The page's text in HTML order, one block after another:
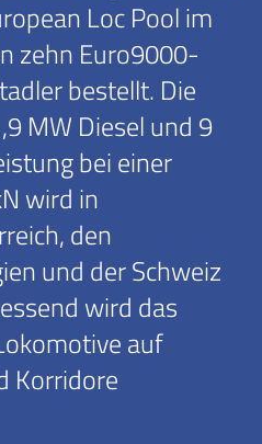
Loc Pool im
zehn Euro9000-
bestellt. Die
MW Diesel und 9
bei einer
wird in
den
und der Schweiz
wird das
auf
Korridore